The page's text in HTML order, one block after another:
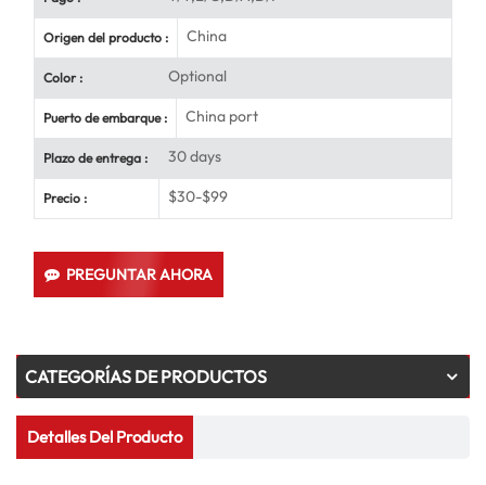
Origen del producto : China
Color : Optional
Puerto de embarque : China port
Plazo de entrega : 30 days
Precio : $30-$99
PREGUNTAR AHORA
CATEGORÍAS DE PRODUCTOS
Detalles Del Producto